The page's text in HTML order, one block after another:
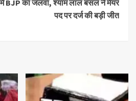
BJP का जलवा, श्याम लाल बंसल ने मेयर
पद पर दर्ज की बड़ी जीत